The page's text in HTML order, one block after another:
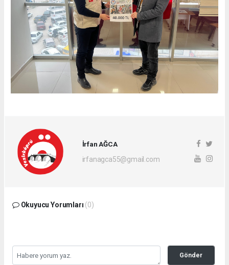
İrfan AĞCA
irfanagca55@gmail.com
Okuyucu Yorumları (0)
Gönder